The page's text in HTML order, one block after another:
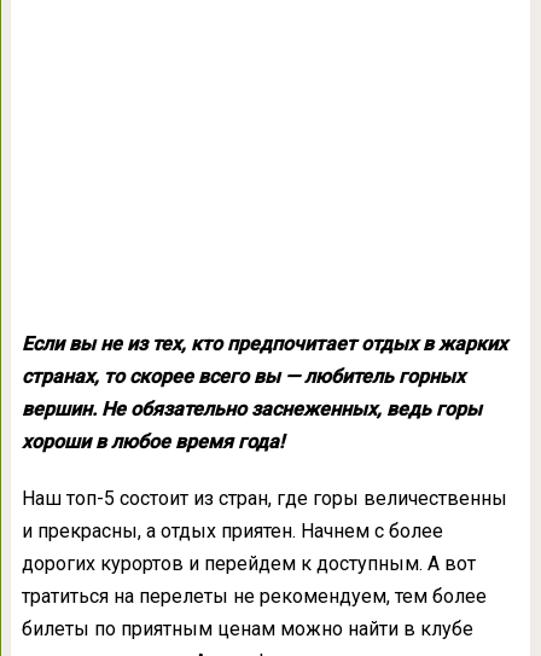
Если вы не из тех, кто предпочитает отдых в жарких
странах, то скорее всего вы — любитель горных
вершин. Не обязательно заснеженных, ведь горы
хороши в любое время года!
Наш топ-5 состоит из стран, где горы величественны
и прекрасны, а отдых приятен. Начнем с более
дорогих курортов и перейдем к доступным. А вот
тратиться на перелеты не рекомендуем, тем более
билеты по приятным ценам можно найти в клубе